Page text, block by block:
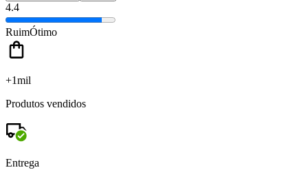
4.4
RuimÓtimo
+1mil
Produtos vendidos
Entrega